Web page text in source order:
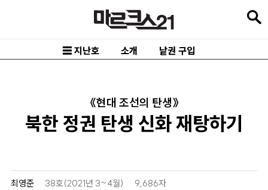
로
☰ 지난호 소개 낱권 구입
《현대 조선의 탄생》
북한 정권 탄생 신화 재탕하기
최영준 38호(2021년 3~4월) 9,686자